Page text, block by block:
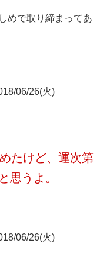
めで取り締まってあ
06/26(火)
たけど、運次第
思うよ。
06/26(火)